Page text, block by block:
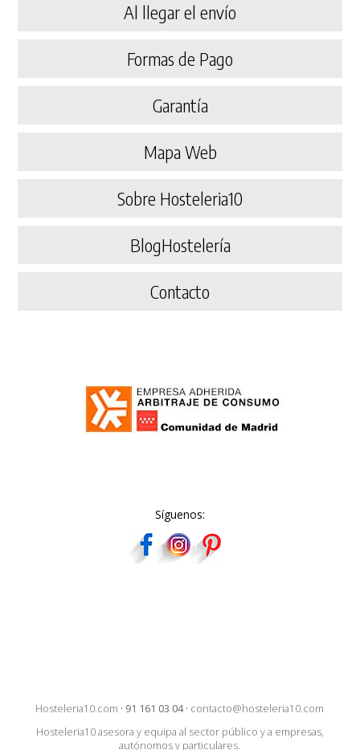
Al llegar el envío
Formas de Pago
Garantía
Mapa Web
Sobre Hosteleria10
BlogHostelería
Contacto
Síguenos:
Hosteleria10.com · 91 161 03 04· contacto@hosteleria10.com
Hosteleria10 asesora y equipa al sector público y a empresas,
autónomos y particulares.